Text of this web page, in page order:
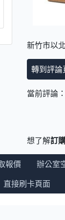
新竹市以
轉到評論
當前評論
想了解訂
報價 辦公室
直接刷卡頁面